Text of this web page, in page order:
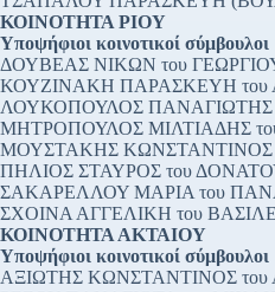
ΚΟΙΝΟΤΗΤΑ ΡΙΟΥ
Υποψήφιοι κοινοτικοί σύμβουλοι
ΔΟΥΒΕΑΣ ΝΙΚΩΝ του
ΚΟΥΖΙΝΑΚΗ ΠΑΡΑΣΚΕΥΗ του
ΛΟΥΚΟΠΟΥΛΟΣ ΠΑΝΑΓΙΩΤΗΣ
ΜΗΤΡΟΠΟΥΛΟΣ ΜΙΛΤΙΑΔΗΣ
ΜΟΥΣΤΑΚΗΣ ΚΩΝΣΤΑΝΤΙΝΟΣ
ΠΗΛΙΟΣ ΣΤΑΥΡΟΣ του
ΣΑΚΑΡΕΛΛΟΥ ΜΑΡΙΑ του
ΣΧΟΙΝΑ ΑΓΓΕΛΙΚΗ του
ΚΟΙΝΟΤΗΤΑ ΑΚΤΑΙΟΥ
Υποψήφιοι κοινοτικοί σύμβουλοι
ΑΞΙΩΤΗΣ ΚΩΝΣΤΑΝΤΙΝΟΣ